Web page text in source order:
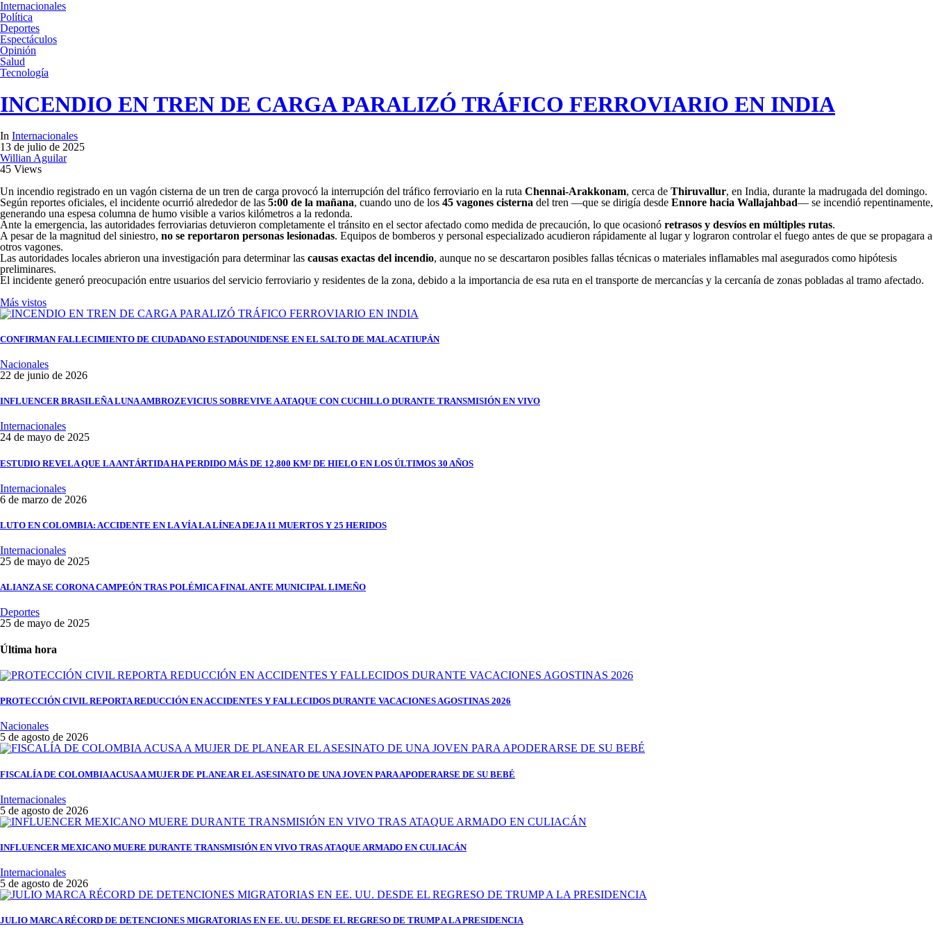
Internacionales
Política
Deportes
Espectáculos
Opinión
Salud
Tecnología
INCENDIO EN TREN DE CARGA PARALIZÓ TRÁFICO FERROVIARIO EN INDIA
In Internacionales
13 de julio de 2025
Willian Aguilar
45 Views
Un incendio registrado en un vagón cisterna de un tren de carga provocó la interrupción del tráfico ferroviario en la ruta Chennai-Arakkonam, cerca de Thiruvallur, en India, durante la madrugada del domingo.
Según reportes oficiales, el incidente ocurrió alrededor de las 5:00 de la mañana, cuando uno de los 45 vagones cisterna del tren —que se dirigía desde Ennore hacia Wallajahbad— se incendió repentinamente,
generando una espesa columna de humo visible a varios kilómetros a la redonda.
Ante la emergencia, las autoridades ferroviarias detuvieron completamente el tránsito en el sector afectado como medida de precaución, lo que ocasionó retrasos y desvíos en múltiples rutas.
A pesar de la magnitud del siniestro, no se reportaron personas lesionadas. Equipos de bomberos y personal especializado acudieron rápidamente al lugar y lograron controlar el fuego antes de que se propagara a
otros vagones.
Las autoridades locales abrieron una investigación para determinar las causas exactas del incendio, aunque no se descartaron posibles fallas técnicas o materiales inflamables mal asegurados como hipótesis
preliminares.
El incidente generó preocupación entre usuarios del servicio ferroviario y residentes de la zona, debido a la importancia de esa ruta en el transporte de mercancías y la cercanía de zonas pobladas al tramo afectado.
Más vistos
CONFIRMAN FALLECIMIENTO DE CIUDADANO ESTADOUNIDENSE EN EL SALTO DE MALACATIUPÁN
Nacionales
22 de junio de 2026
INFLUENCER BRASILEÑA LUNA AMBROZEVICIUS SOBREVIVE A ATAQUE CON CUCHILLO DURANTE TRANSMISIÓN EN VIVO
Internacionales
24 de mayo de 2025
ESTUDIO REVELA QUE LA ANTÁRTIDA HA PERDIDO MÁS DE 12,800 KM² DE HIELO EN LOS ÚLTIMOS 30 AÑOS
Internacionales
6 de marzo de 2026
LUTO EN COLOMBIA: ACCIDENTE EN LA VÍA LA LÍNEA DEJA 11 MUERTOS Y 25 HERIDOS
Internacionales
25 de mayo de 2025
ALIANZA SE CORONA CAMPEÓN TRAS POLÉMICA FINAL ANTE MUNICIPAL LIMEÑO
Deportes
25 de mayo de 2025
Última hora
PROTECCIÓN CIVIL REPORTA REDUCCIÓN EN ACCIDENTES Y FALLECIDOS DURANTE VACACIONES AGOSTINAS 2026
Nacionales
5 de agosto de 2026
FISCALÍA DE COLOMBIA ACUSA A MUJER DE PLANEAR EL ASESINATO DE UNA JOVEN PARA APODERARSE DE SU BEBÉ
Internacionales
5 de agosto de 2026
INFLUENCER MEXICANO MUERE DURANTE TRANSMISIÓN EN VIVO TRAS ATAQUE ARMADO EN CULIACÁN
Internacionales
5 de agosto de 2026
JULIO MARCA RÉCORD DE DETENCIONES MIGRATORIAS EN EE. UU. DESDE EL REGRESO DE TRUMP A LA PRESIDENCIA